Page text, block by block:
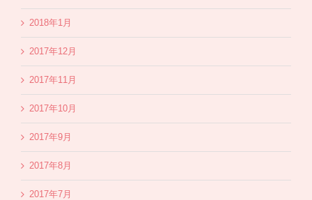
2018年1月
2017年12月
2017年11月
2017年10月
2017年9月
2017年8月
2017年7月